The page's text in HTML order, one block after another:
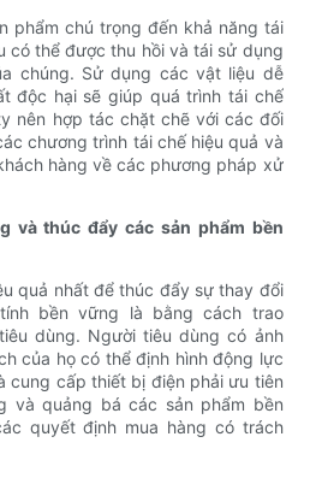
phẩm chú trọng đến khả năng tái
có thể được thu hồi và tái sử dụng
chúng. Sử dụng các vật liệu dễ
độc hại sẽ giúp quá trình tái chế
nên hợp tác chặt chẽ với các đối
chương trình tái chế hiệu quả và
hàng về các phương pháp xử
và thúc đẩy các sản phẩm bền
quả nhất để thúc đẩy sự thay đổi
bền vững là bằng cách trao
dùng. Người tiêu dùng có ảnh
của họ có thể định hình động lực
cung cấp thiết bị điện phải ưu tiên
và quảng bá các sản phẩm bền
quyết định mua hàng có trách